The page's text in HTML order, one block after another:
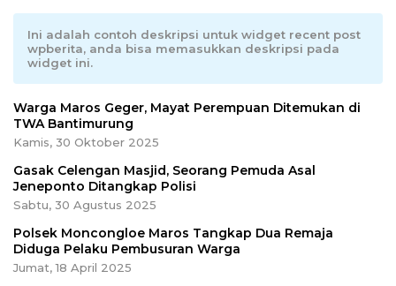
Ini adalah contoh deskripsi untuk widget recent post
wpberita, anda bisa memasukkan deskripsi pada
widget ini.
Warga Maros Geger, Mayat Perempuan Ditemukan di
TWA Bantimurung
Kamis, 30 Oktober 2025
Gasak Celengan Masjid, Seorang Pemuda Asal
Jeneponto Ditangkap Polisi
Sabtu, 30 Agustus 2025
Polsek Moncongloe Maros Tangkap Dua Remaja
Diduga Pelaku Pembusuran Warga
Jumat, 18 April 2025